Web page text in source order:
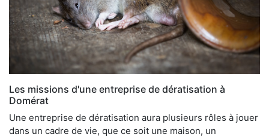
Les missions d'une entreprise de dératisation à
Domérat
Une entreprise de dératisation aura plusieurs rôles à jouer
dans un cadre de vie, que ce soit une maison, un